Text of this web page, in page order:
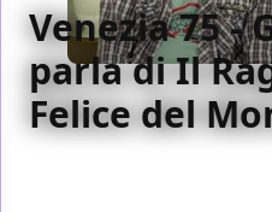
Venezia 75 -
parla di Il
Felice del